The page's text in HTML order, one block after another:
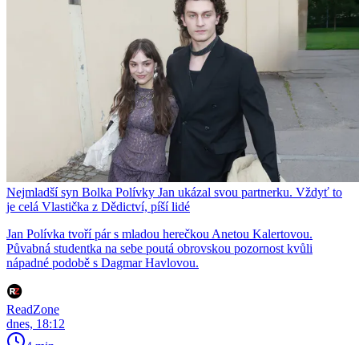
Nejmladší syn Bolka Polívky Jan ukázal svou partnerku. Vždyť to
je celá Vlastička z Dědictví, píší lidé
Jan Polívka tvoří pár s mladou herečkou Anetou Kalertovou.
Půvabná studentka na sebe poutá obrovskou pozornost kvůli
nápadné podobě s Dagmar Havlovou.
ReadZone
dnes, 18:12